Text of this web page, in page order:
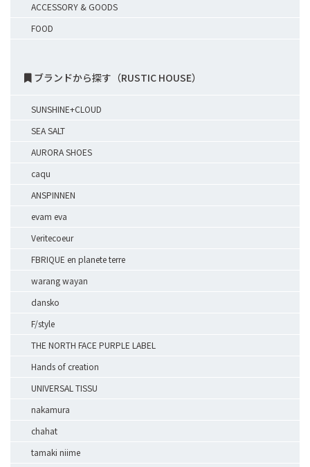
ACCESSORY & GOODS
FOOD
ブランドから探す（RUSTIC HOUSE）
SUNSHINE+CLOUD
SEA SALT
AURORA SHOES
caqu
ANSPINNEN
evam eva
Veritecoeur
FBRIQUE en planete terre
warang wayan
dansko
F/style
THE NORTH FACE PURPLE LABEL
Hands of creation
UNIVERSAL TISSU
nakamura
chahat
tamaki niime